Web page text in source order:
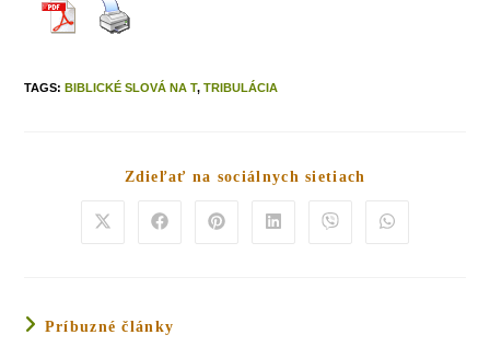
TAGS:BIBLICKÉ SLOVÁ NA T, TRIBULÁCIA
Zdieľať na sociálnych sietiach
Príbuzné články